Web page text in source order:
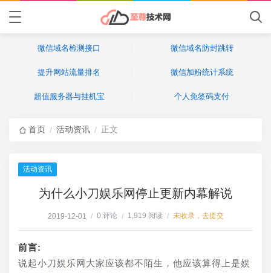
微信域名检测接口 微信域名防封跳转
提升网站流量排名 微信加粉统计系统
超值服务器与挂机宝 个人免签码支付
首页 / 活动资讯 / 正文
活动资讯
为什么小刀娱乐网停止更新内幕解说
2019-12-01 / 0 评论 / 1,919 阅读 / 未收录，去提交
前言:
说起小刀娱乐网大家应该都不陌生，他应该算得上是娱